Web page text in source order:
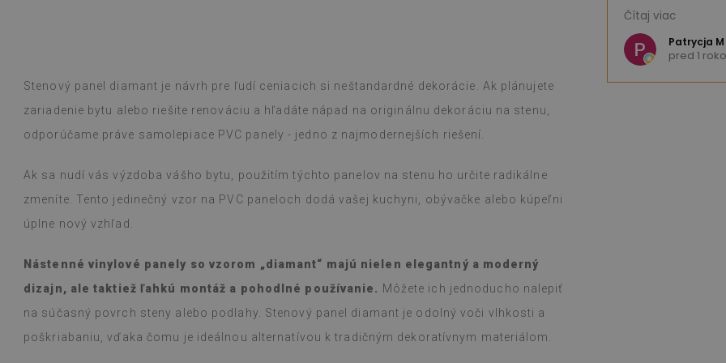
Stenový panel diamant je návrh pre ľudí ceniacich si neštandardné dekorácie. Ak plánujete
zariadenie bytu alebo riešite renováciu a hľadáte nápad na originálnu dekoráciu na stenu,
odporúčame práve samolepiace PVC panely - jedno z najmodernejších riešení.
Ak sa nudí vás výzdoba vášho bytu, použitím týchto panelov na stenu ho určite radikálne
zmeníte. Tento jedinečný vzor na PVC paneloch dodá vašej kuchyni, obývačke alebo kúpeľni
úplne nový vzhľad.
Nástenné vinylové panely so vzorom „diamant“ majú nielen elegantný a moderný
dizajn, ale taktiež ľahkú montáž a pohodlné používanie. Môžete ich jednoducho nalepiť
na súčasný povrch steny alebo podlahy. Stenový panel diamant je odolný voči vlhkosti a
poškriabaniu, vďaka čomu je ideálnou alternatívou k tradičným dekoratívnym materiálom.
efekt je fantastický. Som veľmi spokojný a stále som
ohromený, že taká tenká nálepka dokáže takúto
prácu. Používam ich už týždeň a ani pri intenzívnom
varení na plynovom sporáku (počas sviatkov) som si
s nimi nevšimol žiadne problémy. Ľahko sa utierajú
niečo vyleje. Odporúčam ich.
Som veľmi
Rýchle
(Preložené
Čítaj viac
Patrycja M
pred 1